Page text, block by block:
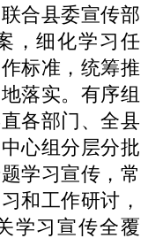
合县委宣传部
，细化学习任
标准，统筹推
落实。有序组
各部门、全县
心组分层分批
学习宣传，常
和工作研讨，
学习宣传全覆